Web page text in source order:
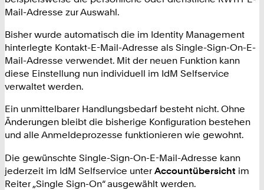
Mail-Adresse zur Auswahl.
Bisher wurde automatisch die im Identity Management
hinterlegte Kontakt-E-Mail-Adresse als Single-Sign-On-E-
Mail-Adresse verwendet. Mit der neuen Funktion kann
diese Einstellung nun individuell im IdM Selfservice
verwaltet werden.
Ein unmittelbarer Handlungsbedarf besteht nicht. Ohne
Änderungen bleibt die bisherige Konfiguration bestehen
und alle Anmeldeprozesse funktionieren wie gewohnt.
Die gewünschte Single-Sign-On-E-Mail-Adresse kann
jederzeit im IdM Selfservice unter Accountübersicht im
Reiter „Single Sign-On“ ausgewählt werden.